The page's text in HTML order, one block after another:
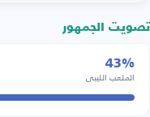
تصويت الجمهور
43%
الملعب الليبي